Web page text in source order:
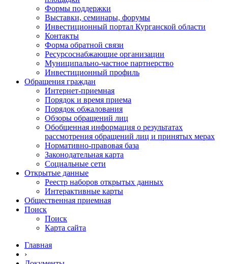
Формы поддержки
Выставки, семинары, форумы
Инвестиционный портал Курганской области
Контакты
Форма обратной связи
Ресурсоснабжающие организации
Муниципально-частное партнерство
Инвестиционный профиль
Обращения граждан
Интернет-приемная
Порядок и время приема
Порядок обжалования
Обзоры обращений лиц
Обобщенная информация о результатах
рассмотрения обращений лиц и принятых мерах
Нормативно-правовая база
Законодательная карта
Социальные сети
Открытые данные
Реестр наборов открытых данных
Интерактивные карты
Общественная приемная
Поиск
Поиск
Карта сайта
Главная
›